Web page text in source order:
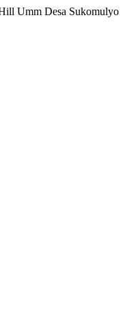
Umm Desa Sukomulyo